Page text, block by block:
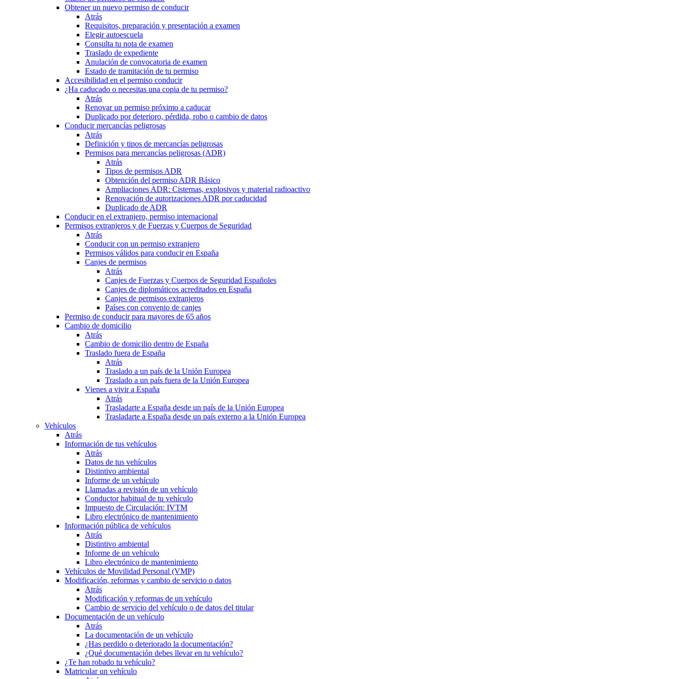
Obtener un nuevo permiso de conducir
Atrás
Requisitos, preparación y presentación a examen
Elegir autoescuela
Consulta tu nota de examen
Traslado de expediente
Anulación de convocatoria de examen
Estado de tramitación de tu permiso
Accesibilidad en el permiso conducir
¿Ha caducado o necesitas una copia de tu permiso?
Atrás
Renovar un permiso próximo a caducar
Duplicado por deterioro, pérdida, robo o cambio de datos
Conducir mercancías peligrosas
Atrás
Definición y tipos de mercancías peligrosas
Permisos para mercancías peligrosas (ADR)
Atrás
Tipos de permisos ADR
Obtención del permiso ADR Básico
Ampliaciones ADR: Cisternas, explosivos y material radioactivo
Renovación de autorizaciones ADR por caducidad
Duplicado de ADR
Conducir en el extranjero, permiso internacional
Permisos extranjeros y de Fuerzas y Cuerpos de Seguridad
Atrás
Conducir con un permiso extranjero
Permisos válidos para conducir en España
Canjes de permisos
Atrás
Canjes de Fuerzas y Cuerpos de Seguridad Españoles
Canjes de diplomáticos acreditados en España
Canjes de permisos extranjeros
Países con convenio de canjes
Permiso de conducir para mayores de 65 años
Cambio de domicilio
Atrás
Cambio de domicilio dentro de España
Traslado fuera de España
Atrás
Traslado a un país de la Unión Europea
Traslado a un país fuera de la Unión Europea
Vienes a vivir a España
Atrás
Trasladarte a España desde un país de la Unión Europea
Trasladarte a España desde un país externo a la Unión Europea
Vehículos
Atrás
Información de tus vehículos
Atrás
Datos de tus vehículos
Distintivo ambiental
Informe de un vehículo
Llamadas a revisión de un vehículo
Conductor habitual de tu vehículo
Impuesto de Circulación: IVTM
Libro electrónico de mantenimiento
Información pública de vehículos
Atrás
Distintivo ambiental
Informe de un vehículo
Libro electrónico de mantenimiento
Vehículos de Movilidad Personal (VMP)
Modificación, reformas y cambio de servicio o datos
Atrás
Modificación y reformas de un vehículo
Cambio de servicio del vehículo o de datos del titular
Documentación de un vehículo
Atrás
La documentación de un vehículo
¿Has perdido o deteriorado la documentación?
¿Qué documentación debes llevar en tu vehículo?
¿Te han robado tu vehículo?
Matricular un vehículo